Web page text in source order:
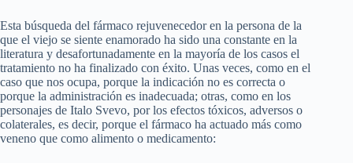
Esta búsqueda del fármaco rejuvenecedor en la persona de la
que el viejo se siente enamorado ha sido una constante en la
literatura y desafortunadamente en la mayoría de los casos el
tratamiento no ha finalizado con éxito. Unas veces, como en el
caso que nos ocupa, porque la indicación no es correcta o
porque la administración es inadecuada; otras, como en los
personajes de Italo Svevo, por los efectos tóxicos, adversos o
colaterales, es decir, porque el fármaco ha actuado más como
veneno que como alimento o medicamento: